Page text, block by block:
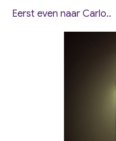
Eerst even naar Carlo..